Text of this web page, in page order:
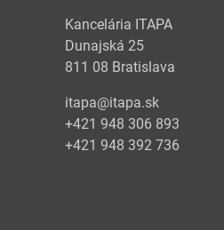
Kancelária ITAPA
Dunajská 25
811 08 Bratislava
itapa@itapa.sk
+421 948 306 893
+421 948 392 736